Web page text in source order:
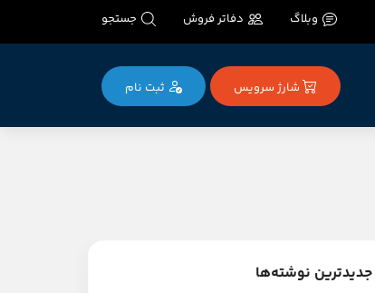
وبلاگ دفاتر فروش جستجو
شارژ سرویس ثبت‌ نام
جدیدترین نوشته‌ها